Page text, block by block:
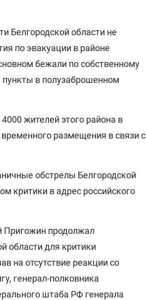
Белгородской области не
по эвакуации в районе
бежали по собственному
в полузаброшенном
жителей этого района в
размещения в связи с
обстрелы Белгородской
критики в адрес российского
Пригожин продолжал
области для критики
на отсутствие реакции со
генерал-полковника
штаба РФ генерала